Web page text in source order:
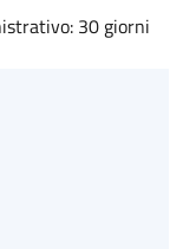
30 giorni